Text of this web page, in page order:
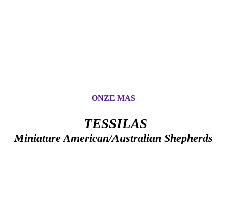
TESSILAS
Miniature American/Australian Shepherds
ONZE MAS